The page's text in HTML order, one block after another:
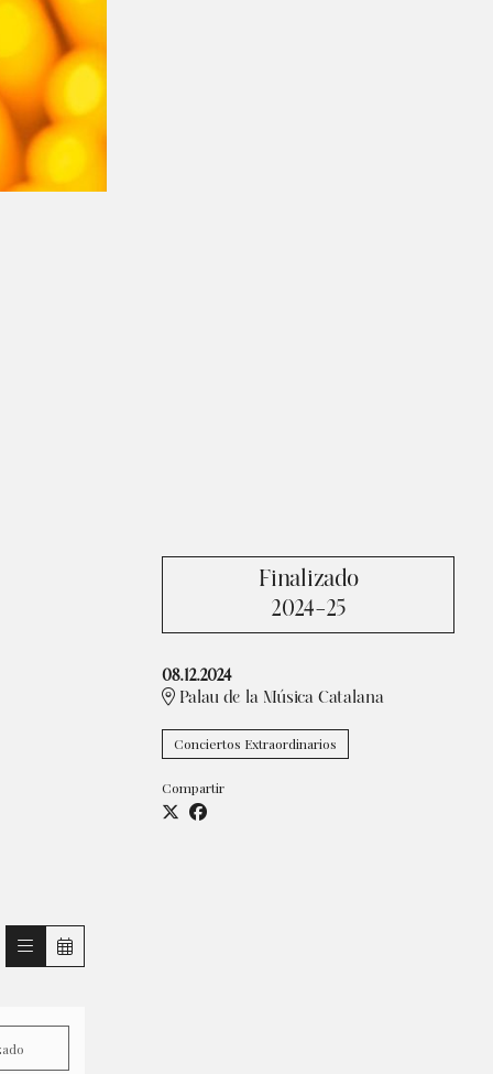
Finalizado
2024-25
08.12.2024
Palau de la Música Catalana
Conciertos Extraordinarios
Compartir